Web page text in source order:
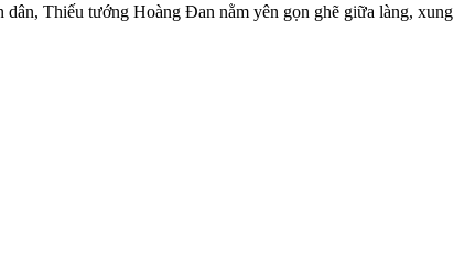
Thiếu tướng Hoàng Đan nằm yên gọn ghẽ giữa làng, xung